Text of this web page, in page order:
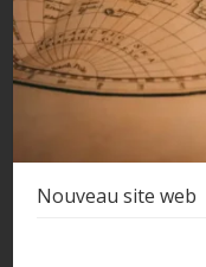
Nouveau site web